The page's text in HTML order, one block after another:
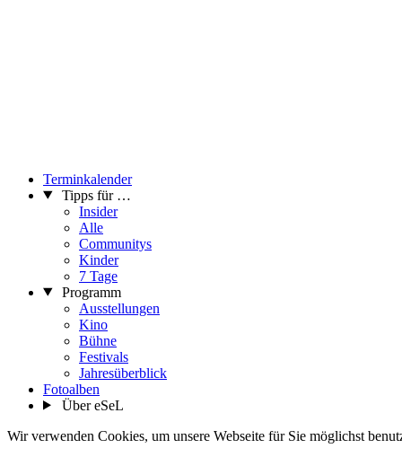
Terminkalender
Tipps für …
Insider
Alle
Communitys
Kinder
7 Tage
Programm
Ausstellungen
Kino
Bühne
Festivals
Jahresüberblick
Fotoalben
Über eSeL
Wir verwenden Cookies, um unsere Webseite für Sie möglichst